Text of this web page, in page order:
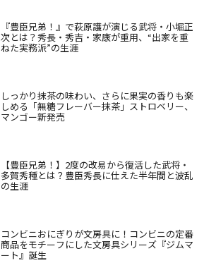
『豊臣兄弟！』で萩原護が演じる武将・小堀正
次とは？秀長・秀吉・家康が重用、“出家を重
ねた実務派”の生涯
しっかり抹茶の味わい、さらに果実の香りも楽
しめる「無糖フレーバー抹茶」ストロベリー、
マンゴー新発売
【豊臣兄弟！】2度の改易から復活した武将・
多賀秀種とは？豊臣秀長に仕えた半年間と波乱
の生涯
コンビニおにぎりが文房具に！コンビニの定番
商品をモチーフにした文房具シリーズ『ジムマ
ート』誕生